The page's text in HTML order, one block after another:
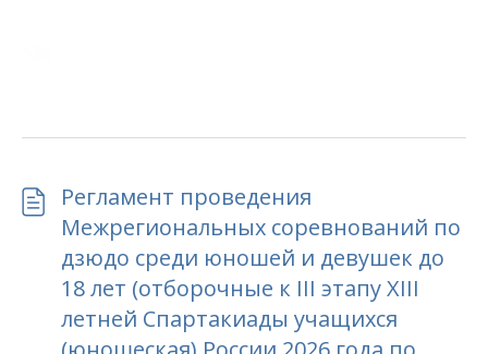
Регламент проведения
Межрегиональных соревнований по
дзюдо среди юношей и девушек до
18 лет (отборочные к III этапу XIII
летней Спартакиады учащихся